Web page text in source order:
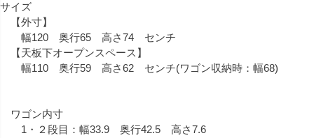
サイズ
【外寸】
幅120 奥行65 高さ74 センチ
【天板下オープンスペース】
幅110 奥行59 高さ62 センチ(ワゴン収納時：幅68)
ワゴン内寸
1・２段目：幅33.9 奥行42.5 高さ7.6